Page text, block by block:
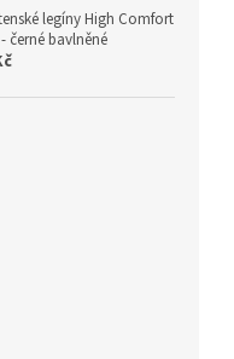
legíny High Comfort
černé bavlněné